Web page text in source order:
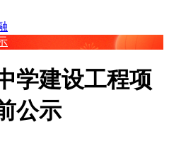
学建设工程项
公示